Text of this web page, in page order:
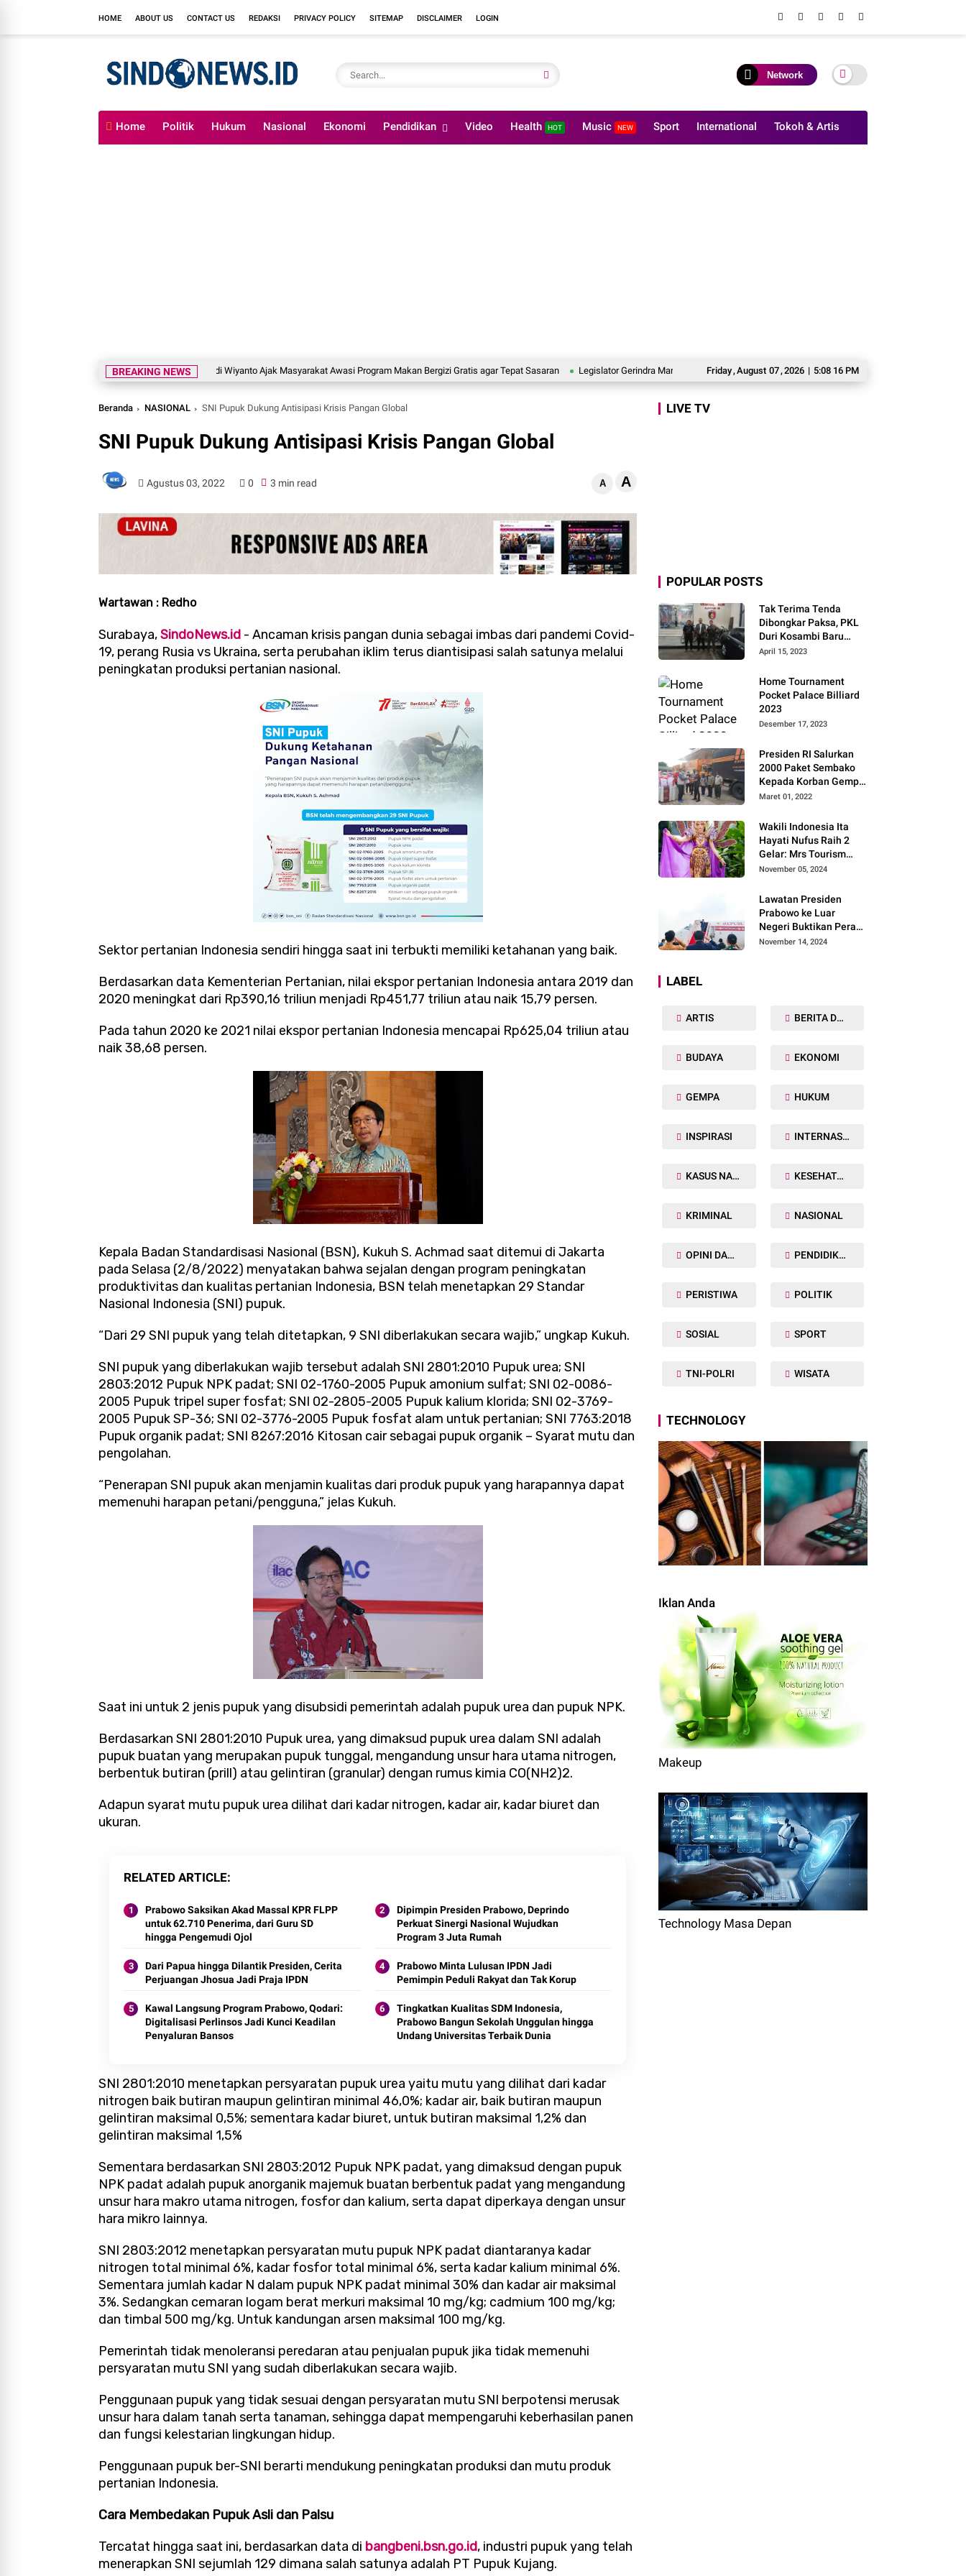
HOME ABOUT US CONTACT US REDAKSI PRIVACY POLICY SITEMAP DISCLAIMER LOGIN
Network
Home Politik Hukum Nasional Ekonomi Pendidikan Video Health HOT Music NEW Sport International Tokoh & Artis
Friday,August 07,2026 | 5:08 17 PM
BREAKING NEWS
Legislator Gerindra Wihadi Wiyanto Ajak Masyarakat Awasi Program Makan Bergizi Gratis agar Tepat Sasaran Legislator Gerindra Marlyn Maisarah Tinjau Jembatan Gantung Cibeber, Pastikan Aspirasi Warga
Beranda NASIONAL SNI Pupuk Dukung Antisipasi Krisis Pangan Global
SNI Pupuk Dukung Antisipasi Krisis Pangan Global
Agustus 03, 2022 0 3 min read A A
Wartawan : Redho
Surabaya,SindoNews.id - Ancaman krisis pangan dunia sebagai imbas dari pandemi Covid-
19, perang Rusia vs Ukraina, serta perubahan iklim terus diantisipasi salah satunya melalui
peningkatan produksi pertanian nasional.
Sektor pertanian Indonesia sendiri hingga saat ini terbukti memiliki ketahanan yang baik.
Berdasarkan data Kementerian Pertanian, nilai ekspor pertanian Indonesia antara 2019 dan
2020 meningkat dari Rp390,16 triliun menjadi Rp451,77 triliun atau naik 15,79 persen.
Pada tahun 2020 ke 2021 nilai ekspor pertanian Indonesia mencapai Rp625,04 triliun atau
naik 38,68 persen.
Kepala Badan Standardisasi Nasional (BSN), Kukuh S. Achmad saat ditemui di Jakarta
pada Selasa (2/8/2022) menyatakan bahwa sejalan dengan program peningkatan
produktivitas dan kualitas pertanian Indonesia, BSN telah menetapkan 29 Standar
Nasional Indonesia (SNI) pupuk.
“Dari 29 SNI pupuk yang telah ditetapkan, 9 SNI diberlakukan secara wajib,” ungkap Kukuh.
SNI pupuk yang diberlakukan wajib tersebut adalah SNI 2801:2010 Pupuk urea; SNI
2803:2012 Pupuk NPK padat; SNI 02-1760-2005 Pupuk amonium sulfat; SNI 02-0086-
2005 Pupuk tripel super fosfat; SNI 02-2805-2005 Pupuk kalium klorida; SNI 02-3769-
2005 Pupuk SP-36; SNI 02-3776-2005 Pupuk fosfat alam untuk pertanian; SNI 7763:2018
Pupuk organik padat; SNI 8267:2016 Kitosan cair sebagai pupuk organik – Syarat mutu dan
pengolahan.
“Penerapan SNI pupuk akan menjamin kualitas dari produk pupuk yang harapannya dapat
memenuhi harapan petani/pengguna,” jelas Kukuh.
Saat ini untuk 2 jenis pupuk yang disubsidi pemerintah adalah pupuk urea dan pupuk NPK.
Berdasarkan SNI 2801:2010 Pupuk urea, yang dimaksud pupuk urea dalam SNI adalah
pupuk buatan yang merupakan pupuk tunggal, mengandung unsur hara utama nitrogen,
berbentuk butiran (prill) atau gelintiran (granular) dengan rumus kimia CO(NH2)2.
Adapun syarat mutu pupuk urea dilihat dari kadar nitrogen, kadar air, kadar biuret dan
ukuran.
RELATED ARTICLE
Prabowo Saksikan Akad Massal KPR FLPP
untuk 62.710 Penerima, dari Guru SD
hingga Pengemudi Ojol
Dipimpin Presiden Prabowo, Deprindo
Perkuat Sinergi Nasional Wujudkan
Program 3 Juta Rumah
Dari Papua hingga Dilantik Presiden, Cerita
Perjuangan Jhosua Jadi Praja IPDN
Prabowo Minta Lulusan IPDN Jadi
Pemimpin Peduli Rakyat dan Tak Korup
Kawal Langsung Program Prabowo, Qodari:
Digitalisasi Perlinsos Jadi Kunci Keadilan
Penyaluran Bansos
Tingkatkan Kualitas SDM Indonesia,
Prabowo Bangun Sekolah Unggulan hingga
Undang Universitas Terbaik Dunia
SNI 2801:2010 menetapkan persyaratan pupuk urea yaitu mutu yang dilihat dari kadar
nitrogen baik butiran maupun gelintiran minimal 46,0%; kadar air, baik butiran maupun
gelintiran maksimal 0,5%; sementara kadar biuret, untuk butiran maksimal 1,2% dan
gelintiran maksimal 1,5%
Sementara berdasarkan SNI 2803:2012 Pupuk NPK padat, yang dimaksud dengan pupuk
NPK padat adalah pupuk anorganik majemuk buatan berbentuk padat yang mengandung
unsur hara makro utama nitrogen, fosfor dan kalium, serta dapat diperkaya dengan unsur
hara mikro lainnya.
SNI 2803:2012 menetapkan persyaratan mutu pupuk NPK padat diantaranya kadar
nitrogen total minimal 6%, kadar fosfor total minimal 6%, serta kadar kalium minimal 6%.
Sementara jumlah kadar N dalam pupuk NPK padat minimal 30% dan kadar air maksimal
3%. Sedangkan cemaran logam berat merkuri maksimal 10 mg/kg; cadmium 100 mg/kg;
dan timbal 500 mg/kg. Untuk kandungan arsen maksimal 100 mg/kg.
Pemerintah tidak menoleransi peredaran atau penjualan pupuk jika tidak memenuhi
persyaratan mutu SNI yang sudah diberlakukan secara wajib.
Penggunaan pupuk yang tidak sesuai dengan persyaratan mutu SNI berpotensi merusak
unsur hara dalam tanah serta tanaman, sehingga dapat mempengaruhi keberhasilan panen
dan fungsi kelestarian lingkungan hidup.
Penggunaan pupuk ber-SNI berarti mendukung peningkatan produksi dan mutu produk
pertanian Indonesia.
Cara Membedakan Pupuk Asli dan Palsu
Tercatat hingga saat ini, berdasarkan data di bangbeni.bsn.go.id, industri pupuk yang telah
menerapkan SNI sejumlah 129 dimana salah satunya adalah PT Pupuk Kujang.
LIVE TV
POPULAR POSTS
Tak Terima Tenda
Dibongkar Paksa, PKL
Duri Kosambi Baru
Gugat PT MD
April 15, 2023
Home Tournament
Pocket Palace Billiard
2023
Desember 17, 2023
Presiden RI Salurkan
2000 Paket Sembako
Kepada Korban Gempa
di Pasaman Barat
Maret 01, 2022
Wakili Indonesia Ita
Hayati Nufus Raih 2
Gelar: Mrs Tourism
2024 dan Fourth
Worldwide
International 2024, di
Pemilihan Mrs
Worldwide 2024
November 05, 2024
Lawatan Presiden
Prabowo ke Luar
Negeri Buktikan Peran
Strategis Indonesia di
November 14, 2024
LABEL
ARTIS BERITA DAERAH
BUDAYA EKONOMI
GEMPA HUKUM
INSPIRASI INTERNASIONAL
KASUS NARKOBA KESEHATAN TUBUH
KRIMINAL NASIONAL
OPINI DAN ARTIKEL PENDIDIKAN
PERISTIWA POLITIK
SOSIAL SPORT
TNI-POLRI WISATA
TECHNOLOGY
Iklan Anda
Makeup
Technology Masa Depan